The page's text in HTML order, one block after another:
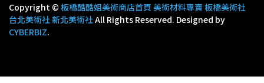
Copyright © 板橋酷酷姐美術商店首頁 美術材料專賣 板橋美術社
台北美術社 新北美術社All Rights Reserved. Designed by
CYBERBIZ.